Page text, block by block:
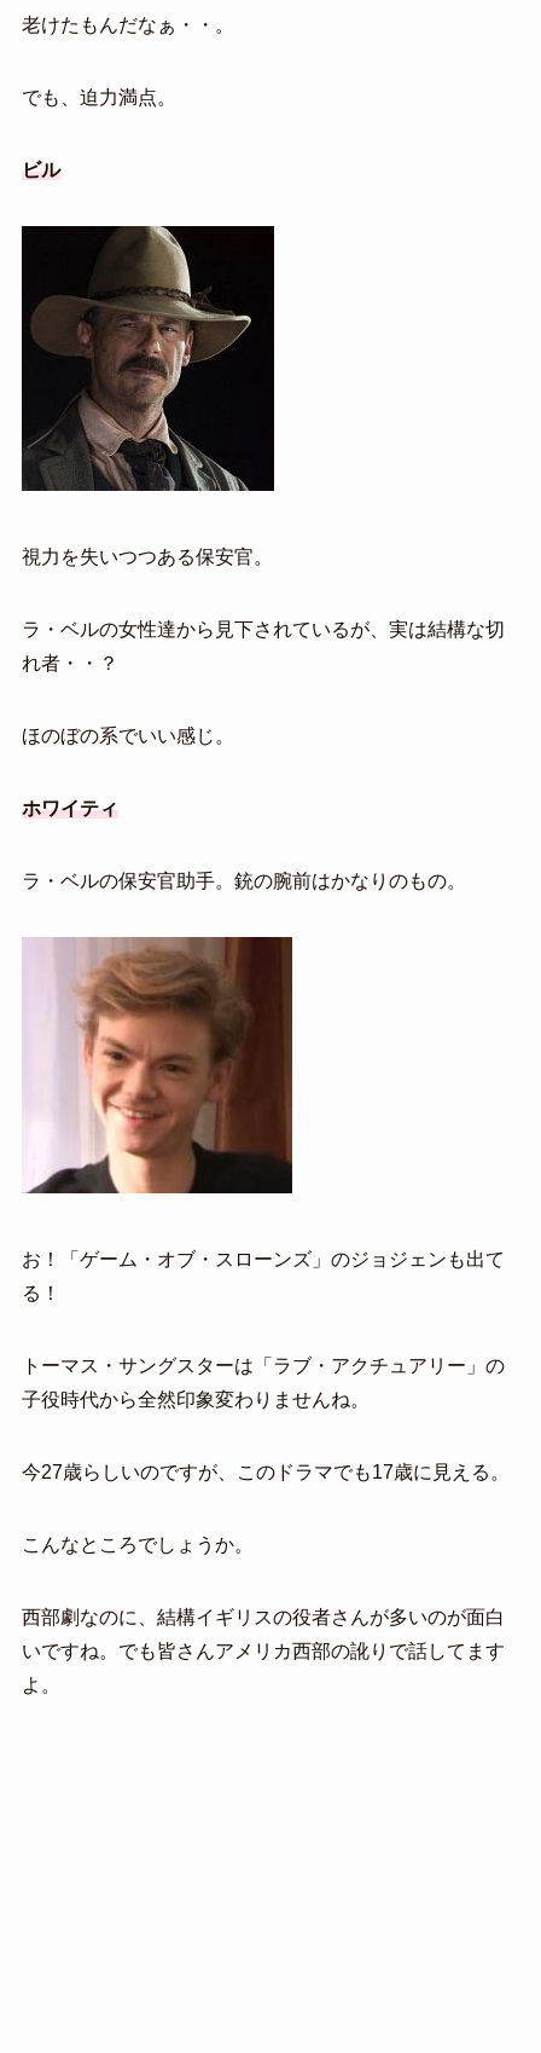
老けたもんだなぁ・・。
でも、迫力満点。
ビル
視力を失いつつある保安官。
ラ・ベルの女性達から見下されているが、実は結構な切
れ者・・？
ほのぼの系でいい感じ。
ホワイティ
ラ・ベルの保安官助手。銃の腕前はかなりのもの。
お！「ゲーム・オブ・スローンズ」のジョジェンも出て
る！
トーマス・サングスターは「ラブ・アクチュアリー」の
子役時代から全然印象変わりませんね。
今27歳らしいのですが、このドラマでも17歳に見える。
こんなところでしょうか。
西部劇なのに、結構イギリスの役者さんが多いのが面白
いですね。でも皆さんアメリカ西部の訛りで話してます
よ。